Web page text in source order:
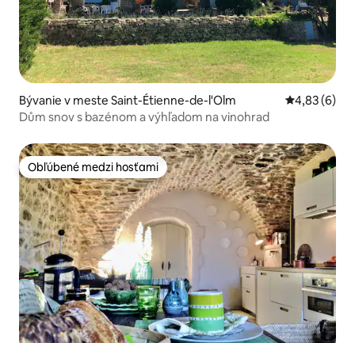
Bývanie v meste Saint-Étienne-de-l'Olm Priemerné
4,83 (6)
Dům snov s bazénom a výhľadom na vinohrad
Obľúbené medzi hosťami
Obľúbené medzi hosťami